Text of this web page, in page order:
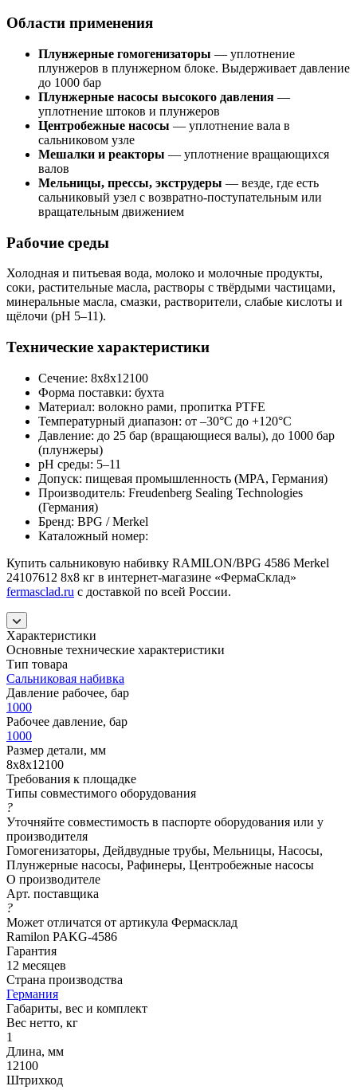
Области применения
Плунжерные гомогенизаторы — уплотнение
плунжеров в плунжерном блоке. Выдерживает давление
до 1000 бар
Плунжерные насосы высокого давления —
уплотнение штоков и плунжеров
Центробежные насосы — уплотнение вала в
сальниковом узле
Мешалки и реакторы — уплотнение вращающихся
валов
Мельницы, прессы, экструдеры — везде, где есть
сальниковый узел с возвратно-поступательным или
вращательным движением
Рабочие среды
Холодная и питьевая вода, молоко и молочные продукты,
соки, растительные масла, растворы с твёрдыми частицами,
минеральные масла, смазки, растворители, слабые кислоты и
щёлочи (pH 5–11).
Технические характеристики
Сечение: 8х8х12100
Форма поставки: бухта
Материал: волокно рами, пропитка PTFE
Температурный диапазон: от –30°C до +120°C
Давление: до 25 бар (вращающиеся валы), до 1000 бар
(плунжеры)
pH среды: 5–11
Допуск: пищевая промышленность (MPA, Германия)
Производитель: Freudenberg Sealing Technologies
(Германия)
Бренд: BPG / Merkel
Каталожный номер:
Купить сальниковую набивку RAMILON/BPG 4586 Merkel
24107612 8х8 кг в интернет-магазине «ФермаСклад»
fermasclad.ru с доставкой по всей России.
Характеристики
Основные технические характеристики
Тип товара
Сальниковая набивка
Давление рабочее, бар
1000
Рабочее давление, бар
1000
Размер детали, мм
8х8х12100
Требования к площадке
Типы совместимого оборудования
?
Уточняйте совместимость в паспорте оборудования или у
производителя
Гомогенизаторы, Дейдвудные трубы, Мельницы, Насосы,
Плунжерные насосы, Рафинеры, Центробежные насосы
О производителе
Арт. поставщика
?
Может отличатся от артикула Фермасклад
Ramilon PAKG-4586
Гарантия
12 месяцев
Страна производства
Германия
Габариты, вес и комплект
Вес нетто, кг
1
Длина, мм
12100
Штрихкод